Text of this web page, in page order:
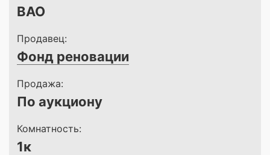
ВАО
Продавец:
Фонд реновации
Продажа:
По аукциону
Комнатность:
1к